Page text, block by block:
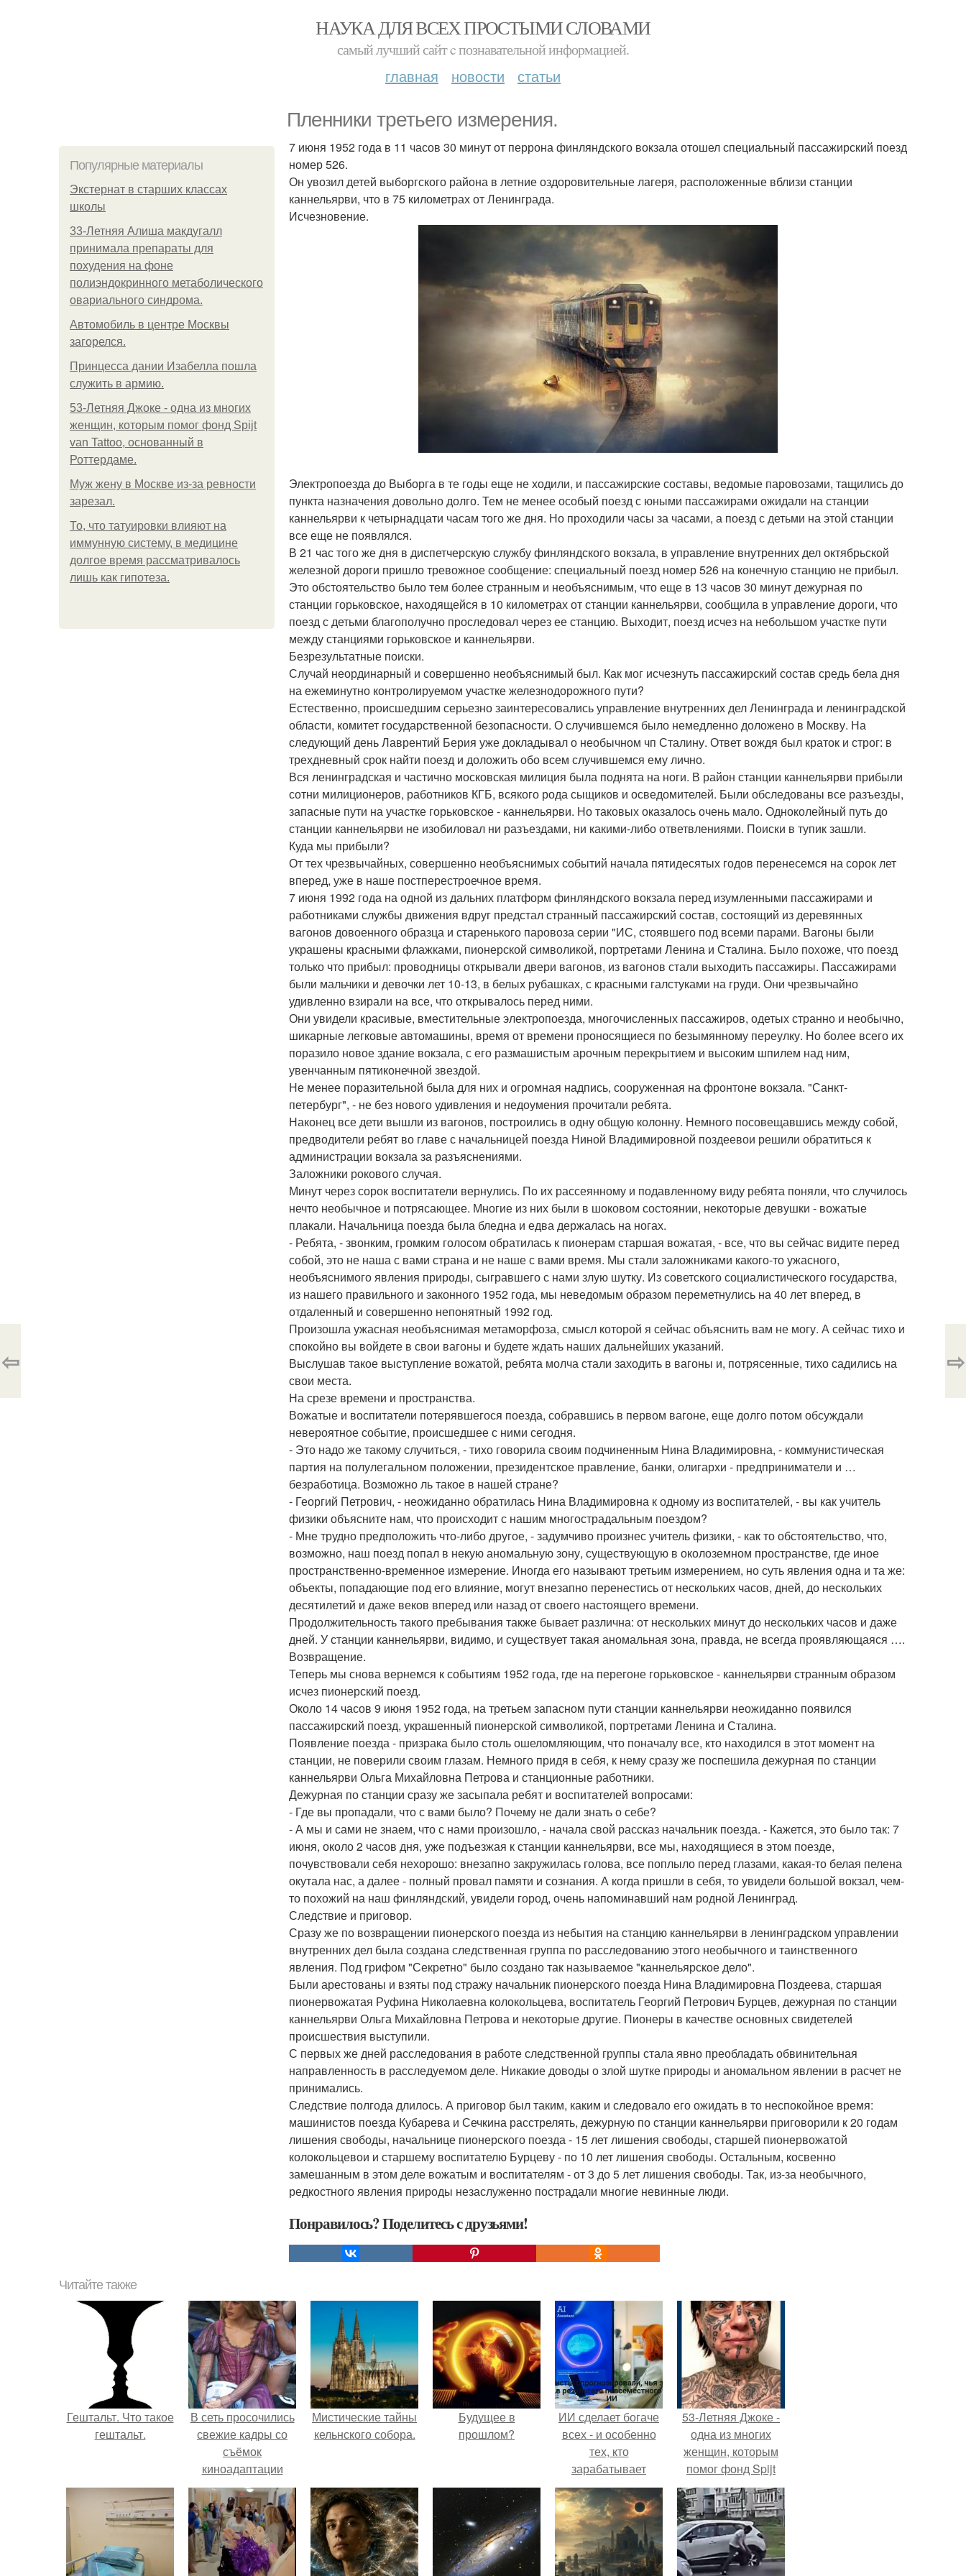
НАУКА ДЛЯ ВСЕХ ПРОСТЫМИ СЛОВАМИ
самый лучший сайт c познавательной информацией.
главная новости статьи
Пленники третьего измерения.
Популярные материалы
Экстернат в старших классах
школы
33-Летняя Алиша макдугалл
принимала препараты для
похудения на фоне
полиэндокринного метаболического
овариального синдрома.
Автомобиль в центре Москвы
загорелся.
Принцесса дании Изабелла пошла
служить в армию.
53-Летняя Джоке - одна из многих
женщин, которым помог фонд Spijt
van Tattoo, основанный в
Роттердаме.
Mуж жену в Москве из-за ревности
зарезал.
То, что татуировки влияют на
иммунную систему, в медицине
долгое время рассматривалось
лишь как гипотеза.
7 июня 1952 года в 11 часов 30 минут от перрона финляндского вокзала отошел специальный пассажирский поезд
номер 526.
Он увозил детей выборгского района в летние оздоровительные лагеря, расположенные вблизи станции
каннельярви, что в 75 километрах от Ленинграда.
Исчезновение.
Электропоезда до Выборга в те годы еще не ходили, и пассажирские составы, ведомые паровозами, тащились до
пункта назначения довольно долго. Тем не менее особый поезд с юными пассажирами ожидали на станции
каннельярви к четырнадцати часам того же дня. Но проходили часы за часами, а поезд с детьми на этой станции
все еще не появлялся.
В 21 час того же дня в диспетчерскую службу финляндского вокзала, в управление внутренних дел октябрьской
железной дороги пришло тревожное сообщение: специальный поезд номер 526 на конечную станцию не прибыл.
Это обстоятельство было тем более странным и необъяснимым, что еще в 13 часов 30 минут дежурная по
станции горьковское, находящейся в 10 километрах от станции каннельярви, сообщила в управление дороги, что
поезд с детьми благополучно проследовал через ее станцию. Выходит, поезд исчез на небольшом участке пути
между станциями горьковское и каннельярви.
Безрезультатные поиски.
Случай неординарный и совершенно необъяснимый был. Как мог исчезнуть пассажирский состав средь бела дня
на ежеминутно контролируемом участке железнодорожного пути?
Естественно, происшедшим серьезно заинтересовались управление внутренних дел Ленинграда и ленинградской
области, комитет государственной безопасности. О случившемся было немедленно доложено в Москву. На
следующий день Лаврентий Берия уже докладывал о необычном чп Сталину. Ответ вождя был краток и строг: в
трехдневный срок найти поезд и доложить обо всем случившемся ему лично.
Вся ленинградская и частично московская милиция была поднята на ноги. В район станции каннельярви прибыли
сотни милиционеров, работников КГБ, всякого рода сыщиков и осведомителей. Были обследованы все разъезды,
запасные пути на участке горьковское - каннельярви. Но таковых оказалось очень мало. Одноколейный путь до
станции каннельярви не изобиловал ни разъездами, ни какими-либо ответвлениями. Поиски в тупик зашли.
Куда мы прибыли?
От тех чрезвычайных, совершенно необъяснимых событий начала пятидесятых годов перенесемся на сорок лет
вперед, уже в наше постперестроечное время.
7 июня 1992 года на одной из дальних платформ финляндского вокзала перед изумленными пассажирами и
работниками службы движения вдруг предстал странный пассажирский состав, состоящий из деревянных
вагонов довоенного образца и старенького паровоза серии "ИС, стоявшего под всеми парами. Вагоны были
украшены красными флажками, пионерской символикой, портретами Ленина и Сталина. Было похоже, что поезд
только что прибыл: проводницы открывали двери вагонов, из вагонов стали выходить пассажиры. Пассажирами
были мальчики и девочки лет 10-13, в белых рубашках, с красными галстуками на груди. Они чрезвычайно
удивленно взирали на все, что открывалось перед ними.
Они увидели красивые, вместительные электропоезда, многочисленных пассажиров, одетых странно и необычно,
шикарные легковые автомашины, время от времени проносящиеся по безымянному переулку. Но более всего их
поразило новое здание вокзала, с его размашистым арочным перекрытием и высоким шпилем над ним,
увенчанным пятиконечной звездой.
Не менее поразительной была для них и огромная надпись, сооруженная на фронтоне вокзала. "Санкт-
петербург", - не без нового удивления и недоумения прочитали ребята.
Наконец все дети вышли из вагонов, построились в одну общую колонну. Немного посовещавшись между собой,
предводители ребят во главе с начальницей поезда Ниной Владимировной поздеевои решили обратиться к
администрации вокзала за разъяснениями.
Заложники рокового случая.
Минут через сорок воспитатели вернулись. По их рассеянному и подавленному виду ребята поняли, что случилось
нечто необычное и потрясающее. Многие из них были в шоковом состоянии, некоторые девушки - вожатые
плакали. Начальница поезда была бледна и едва держалась на ногах.
- Ребята, - звонким, громким голосом обратилась к пионерам старшая вожатая, - все, что вы сейчас видите перед
собой, это не наша с вами страна и не наше с вами время. Мы стали заложниками какого-то ужасного,
необъяснимого явления природы, сыгравшего с нами злую шутку. Из советского социалистического государства,
из нашего правильного и законного 1952 года, мы неведомым образом переметнулись на 40 лет вперед, в
отдаленный и совершенно непонятный 1992 год.
Произошла ужасная необъяснимая метаморфоза, смысл которой я сейчас объяснить вам не могу. А сейчас тихо и
спокойно вы войдете в свои вагоны и будете ждать наших дальнейших указаний.
Выслушав такое выступление вожатой, ребята молча стали заходить в вагоны и, потрясенные, тихо садились на
свои места.
На срезе времени и пространства.
Вожатые и воспитатели потерявшегося поезда, собравшись в первом вагоне, еще долго потом обсуждали
невероятное событие, происшедшее с ними сегодня.
- Это надо же такому случиться, - тихо говорила своим подчиненным Нина Владимировна, - коммунистическая
партия на полулегальном положении, президентское правление, банки, олигархи - предприниматели и …
безработица. Возможно ль такое в нашей стране?
- Георгий Петрович, - неожиданно обратилась Нина Владимировна к одному из воспитателей, - вы как учитель
физики объясните нам, что происходит с нашим многострадальным поездом?
- Мне трудно предположить что-либо другое, - задумчиво произнес учитель физики, - как то обстоятельство, что,
возможно, наш поезд попал в некую аномальную зону, существующую в околоземном пространстве, где иное
пространственно-временное измерение. Иногда его называют третьим измерением, но суть явления одна и та же:
объекты, попадающие под его влияние, могут внезапно перенестись от нескольких часов, дней, до нескольких
десятилетий и даже веков вперед или назад от своего настоящего времени.
Продолжительность такого пребывания также бывает различна: от нескольких минут до нескольких часов и даже
дней. У станции каннельярви, видимо, и существует такая аномальная зона, правда, не всегда проявляющаяся ….
Возвращение.
Теперь мы снова вернемся к событиям 1952 года, где на перегоне горьковское - каннельярви странным образом
исчез пионерский поезд.
Около 14 часов 9 июня 1952 года, на третьем запасном пути станции каннельярви неожиданно появился
пассажирский поезд, украшенный пионерской символикой, портретами Ленина и Сталина.
Появление поезда - призрака было столь ошеломляющим, что поначалу все, кто находился в этот момент на
станции, не поверили своим глазам. Немного придя в себя, к нему сразу же поспешила дежурная по станции
каннельярви Ольга Михайловна Петрова и станционные работники.
Дежурная по станции сразу же засыпала ребят и воспитателей вопросами:
- Где вы пропадали, что с вами было? Почему не дали знать о себе?
- А мы и сами не знаем, что с нами произошло, - начала свой рассказ начальник поезда. - Кажется, это было так: 7
июня, около 2 часов дня, уже подъезжая к станции каннельярви, все мы, находящиеся в этом поезде,
почувствовали себя нехорошо: внезапно закружилась голова, все поплыло перед глазами, какая-то белая пелена
окутала нас, а далее - полный провал памяти и сознания. А когда пришли в себя, то увидели большой вокзал, чем-
то похожий на наш финляндский, увидели город, очень напоминавший нам родной Ленинград.
Следствие и приговор.
Сразу же по возвращении пионерского поезда из небытия на станцию каннельярви в ленинградском управлении
внутренних дел была создана следственная группа по расследованию этого необычного и таинственного
явления. Под грифом "Секретно" было создано так называемое "каннельярское дело".
Были арестованы и взяты под стражу начальник пионерского поезда Нина Владимировна Поздеева, старшая
пионервожатая Руфина Николаевна колокольцева, воспитатель Георгий Петрович Бурцев, дежурная по станции
каннельярви Ольга Михайловна Петрова и некоторые другие. Пионеры в качестве основных свидетелей
происшествия выступили.
С первых же дней расследования в работе следственной группы стала явно преобладать обвинительная
направленность в расследуемом деле. Никакие доводы о злой шутке природы и аномальном явлении в расчет не
принимались.
Следствие полгода длилось. А приговор был таким, каким и следовало его ожидать в то неспокойное время:
машинистов поезда Кубарева и Сечкина расстрелять, дежурную по станции каннельярви приговорили к 20 годам
лишения свободы, начальнице пионерского поезда - 15 лет лишения свободы, старшей пионервожатой
колокольцевои и старшему воспитателю Бурцеву - по 10 лет лишения свободы. Остальным, косвенно
замешанным в этом деле вожатым и воспитателям - от 3 до 5 лет лишения свободы. Так, из-за необычного,
редкостного явления природы незаслуженно пострадали многие невинные люди.
Понравилось? Поделитесь с друзьями!
⇦ ⇨
Читайте также
Гештальт. Что такое
гештальт.
В сеть просочились
свежие кадры со
съёмок
киноадаптации
"Рапунцель", и всё
внимание
моментально
оказалось
приковано к Тиган
крофт.
Мистические тайны
кельнского собора.
Будущее в
прошлом?
ИИ сделает богаче
всех - и особенно
тех, кто
зарабатывает
меньше всего.
53-Летняя Джоке -
одна из многих
женщин, которым
помог фонд Spijt
van Tattoo,
основанный в
Роттердаме.